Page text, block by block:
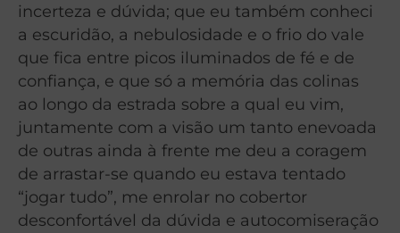
incerteza e dúvida; que eu também conheci
a escuridão, a nebulosidade e o frio do vale
que fica entre picos iluminados de fé e de
confiança, e que só a memória das colinas
ao longo da estrada sobre a qual eu vim,
juntamente com a visão um tanto enevoada
de outras ainda à frente me deu a coragem
de arrastar-se quando eu estava tentado
“jogar tudo”, me enrolar no cobertor
desconfortável da dúvida e autocomiseração